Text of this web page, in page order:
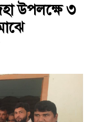
উপলক্ষে ৩